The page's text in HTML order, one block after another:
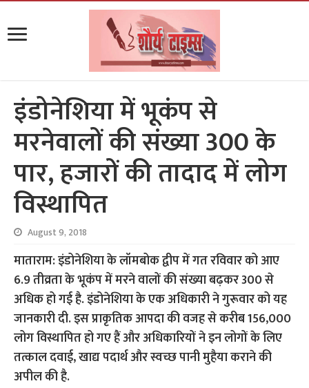
इंडोनेशिया में भूकंप से
मरनेवालों की संख्या 300 के
पार, हजारों की तादाद में लोग
विस्थापित
August 9, 2018
माताराम: इंडोनेशिया के लॉमबोक द्वीप में गत रविवार को आए
6.9 तीव्रता के भूकंप में मरने वालों की संख्या बढ़कर 300 से
अधिक हो गई है. इंडोनेशिया के एक अधिकारी ने गुरूवार को यह
जानकारी दी. इस प्राकृतिक आपदा की वजह से करीब 156,000
लोग विस्थापित हो गए हैं और अधिकारियों ने इन लोगों के लिए
तत्काल दवाई, खाद्य पदार्थ और स्वच्छ पानी मुहैया कराने की
अपील की है.